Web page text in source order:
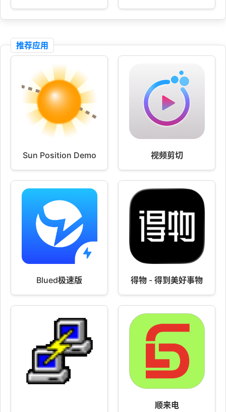
推荐应用
Sun Position Demo 视频剪切
Blued极速版 得物 - 得到美好事物
顺来电